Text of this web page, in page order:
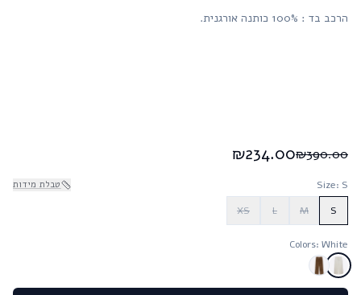
הרכב בד : 100% כותנה אורגנית.
₪390.00
₪234.00
Size: S טבלת מידות
S
M
L
XS
Colors: White